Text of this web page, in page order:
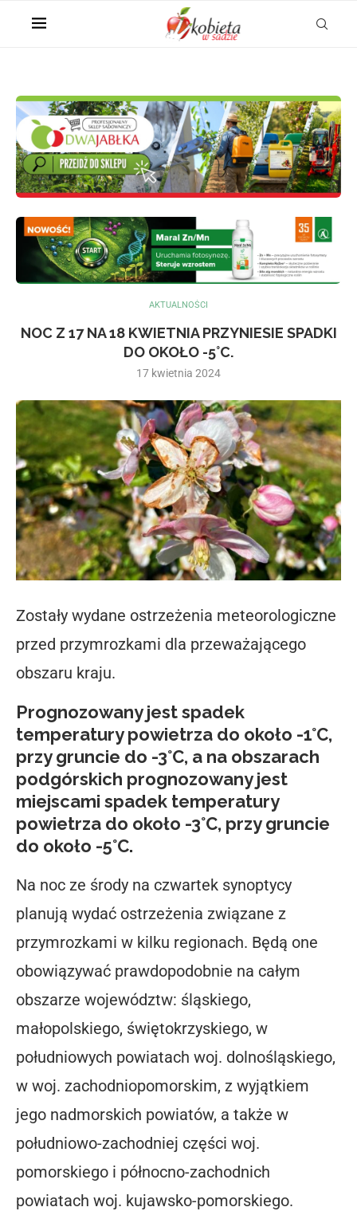
AKTUALNOŚCI
NOC Z 17 NA 18 KWIETNIA PRZYNIESIE SPADKI
DO OKOŁO -5°C.
17 kwietnia 2024
Zostały wydane ostrzeżenia meteorologiczne
przed przymrozkami dla przeważającego
obszaru kraju.
Prognozowany jest spadek
temperatury powietrza do około -1°C,
przy gruncie do -3°C, a na obszarach
podgórskich prognozowany jest
miejscami spadek temperatury
powietrza do około -3°C, przy gruncie
do około -5°C.
Na noc ze środy na czwartek synoptycy
planują wydać ostrzeżenia związane z
przymrozkami w kilku regionach. Będą one
obowiązywać prawdopodobnie na całym
obszarze województw: śląskiego,
małopolskiego, świętokrzyskiego, w
południowych powiatach woj. dolnośląskiego,
w woj. zachodniopomorskim, z wyjątkiem
jego nadmorskich powiatów, a także w
południowo-zachodniej części woj.
pomorskiego i północno-zachodnich
powiatach woj. kujawsko-pomorskiego.